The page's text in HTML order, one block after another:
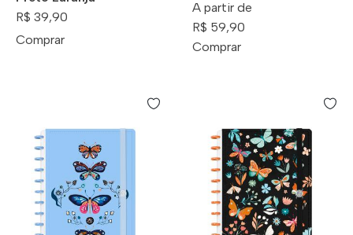
R$ 39,90
Comprar
A partir de
R$ 59,90
Comprar